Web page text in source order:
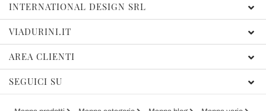
INTERNATIONAL DESIGN SRL
VIADURINI.IT
AREA CLIENTI
SEGUICI SU